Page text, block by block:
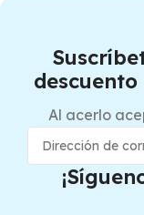
Al acerlo